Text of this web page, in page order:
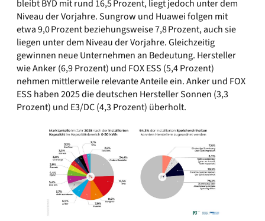
bleibt BYD mit rund 16,5 Prozent, liegt jedoch unter dem
Niveau der Vorjahre. Sungrow und Huawei folgen mit
etwa 9,0 Prozent beziehungsweise 7,8 Prozent, auch sie
liegen unter dem Niveau der Vorjahre. Gleichzeitig
gewinnen neue Unternehmen an Bedeutung. Hersteller
wie Anker (6,9 Prozent) und FOX ESS (5,4 Prozent)
nehmen mittlerweile relevante Anteile ein. Anker und FOX
ESS haben 2025 die deutschen Hersteller Sonnen (3,3
Prozent) und E3/DC (4,3 Prozent) überholt.